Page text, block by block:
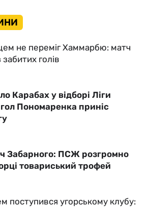
не переміг Хаммарбю: матч
голів
Карабах у відборі Ліги
Пономаренка приніс
Забарного: ПСЖ розгромно
товариський трофей
поступився угорському клубу: